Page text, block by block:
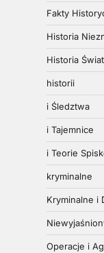
Fakty
Historia
Historia
historii
i Śledztwa
i Tajemnice
i Teorie
kryminalne
Kryminalne i
Operacje i